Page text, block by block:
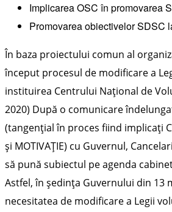
Implicarea OSC în promovarea
Promovarea obiectivelor SDSC
În baza proiectului comun al
început procesul de modificare a
instituirea Centrului Național de
2020) După o comunicare
(tangențial în proces fiind implicați
și MOTIVAȚIE) cu Guvernul,
să pună subiectul pe agenda
Astfel, în ședința Guvernului din 13
necesitatea de modificare a Legii